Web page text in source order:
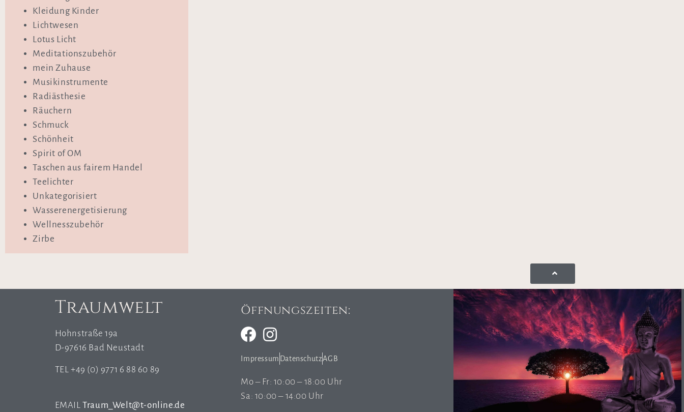
Kleidung Kinder
Lichtwesen
Lotus Licht
Meditationszubehör
mein Zuhause
Musikinstrumente
Radiästhesie
Räuchern
Schmuck
Schönheit
Spirit of OM
Taschen aus fairem Handel
Teelichter
Unkategorisiert
Wasserenergetisierung
Wellnesszubehör
Zirbe
Traumwelt
Hohnstraße 19a
D-97616 Bad Neustadt
TEL +49 (0) 9771 6 88 60 89
EMAILTraum_Welt@t-online.de
Öffnungszeiten:
Impressum DatenschutzAGB
Mo – Fr: 10:00 – 18:00 Uhr
Sa: 10:00 – 14:00 Uhr